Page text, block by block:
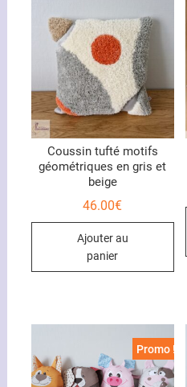
Coussin tufté motifs
géométriques en gris et
beige
46.00€
Ajouter au
panier
Promo !